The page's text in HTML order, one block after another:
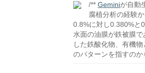
/** Geminiが自動
腐植分析の経験
0.8%に対し0.380%と
水面の油膜が鉄被膜
した鉄酸化物、有機
のパターンを指すのか